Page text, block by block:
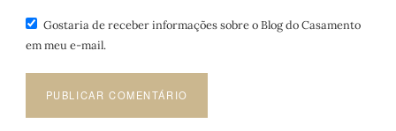
Gostaria de receber informações sobre o Blog do Casamento
em meu e-mail.